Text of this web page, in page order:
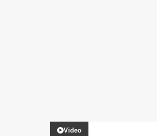
Video